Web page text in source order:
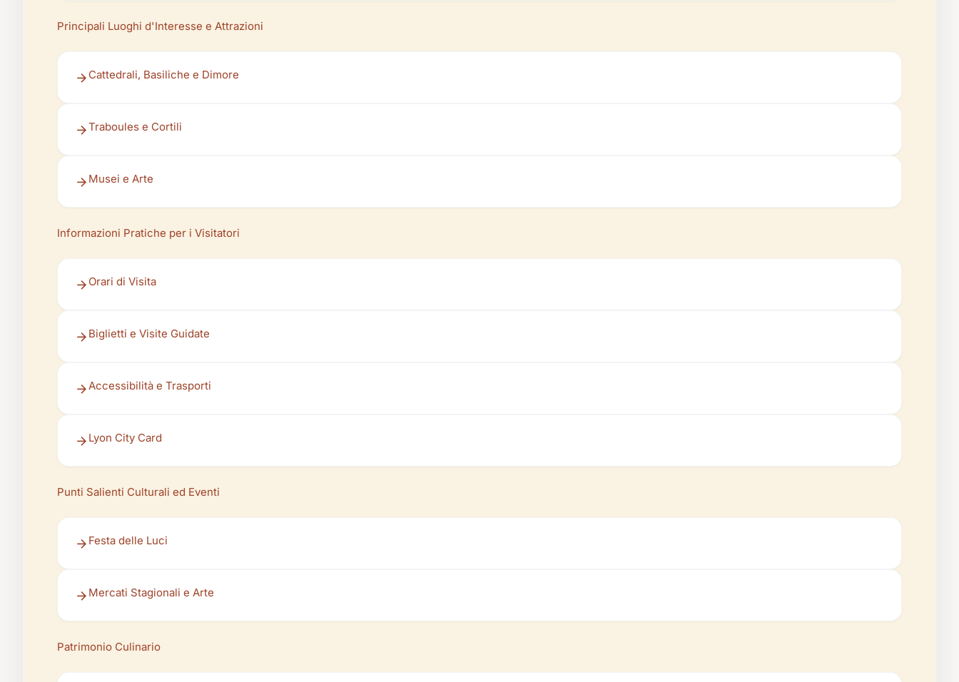
Principali Luoghi d'Interesse e Attrazioni
Cattedrali, Basiliche e Dimore
Traboules e Cortili
Musei e Arte
Informazioni Pratiche per i Visitatori
Orari di Visita
Biglietti e Visite Guidate
Accessibilità e Trasporti
Lyon City Card
Punti Salienti Culturali ed Eventi
Festa delle Luci
Mercati Stagionali e Arte
Patrimonio Culinario